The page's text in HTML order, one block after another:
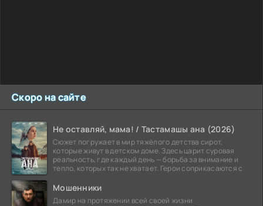
Скоро на сайте
Не оставляй, мама! / Тастамашы ана (2026)
Сюжет погружает в мир тяжёлого детства сирот,
которые живут в детском доме. Здесь царит суровая
реальность, где каждый день — борьба за внимание и
тепло, которых так не хватает. Герои соприкасаются с
Мошенники
Дамир на протяжении всей своей жизни